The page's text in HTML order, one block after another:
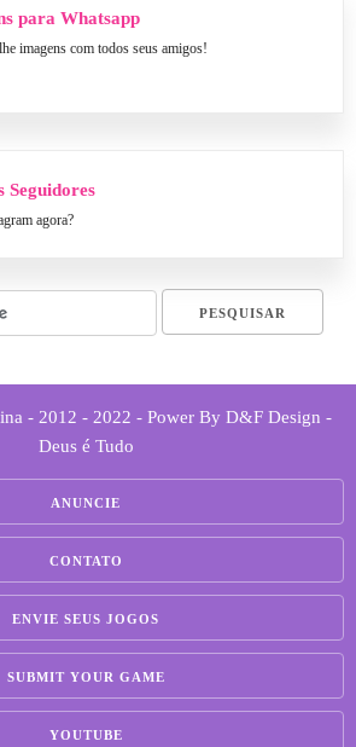
para Whatsapp
imagens com todos seus amigos!
Seguidores
agora?
- 2012 - 2022 - Power By D&F Design -
Deus é Tudo
ANUNCIE
CONTATO
ENVIE SEUS JOGOS
SUBMIT YOUR GAME
YOUTUBE